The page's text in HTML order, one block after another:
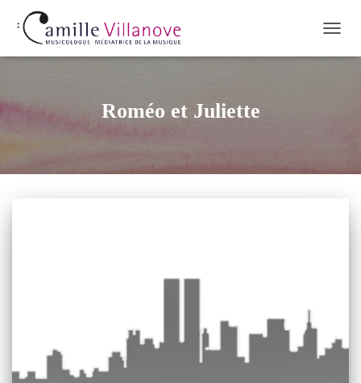
LA
Roméo et Juliette